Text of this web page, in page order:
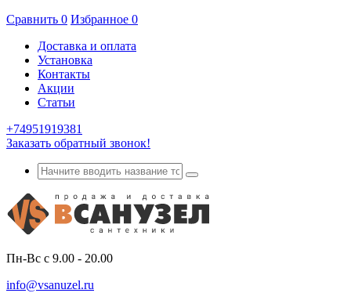
Сравнить 0 Избранное 0
Доставка и оплата
Установка
Контакты
Акции
Статьи
+74951919381
Заказать обратный звонок!
Пн-Вс с 9.00 - 20.00
info@vsanuzel.ru